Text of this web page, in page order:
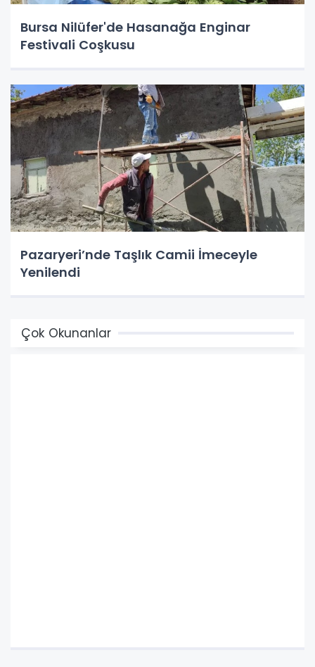
Bursa Nilüfer'de Hasanağa Enginar
Festivali Coşkusu
Pazaryeri’nde Taşlık Camii İmeceyle
Yenilendi
Çok Okunanlar